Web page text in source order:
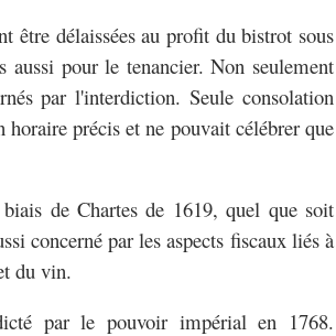
être délaissées au profit du bistrot sous
aussi pour le tenancier. Non seulement
par l'interdiction. Seule consolation
horaire précis et ne pouvait célébrer que
de Chartes de 1619,quel que soit
concerné par les aspects fiscaux liés à
du vin.
par le pouvoir impérial en 1768.